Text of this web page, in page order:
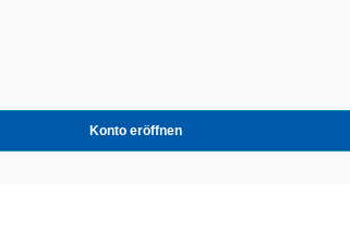
Konto eröffnen